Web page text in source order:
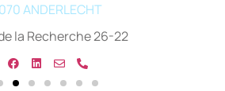
ANDERLECHT
la Recherche 26-22